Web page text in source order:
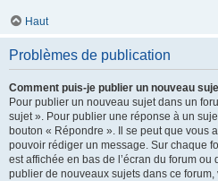
Haut
Problèmes de publication
Comment puis-je publier un nouveau
Pour publier un nouveau sujet dans un
sujet ». Pour publier une réponse à un
bouton « Répondre ». Il se peut que vous
pouvoir rédiger un message. Sur chaque
est affichée en bas de l’écran du forum
publier de nouveaux sujets dans ce